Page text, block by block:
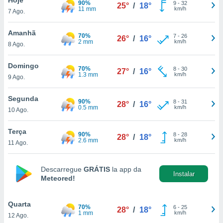
lhe
e
com
Pode
e
a
a
7 Ago.
90%
11 mm
25° / 18° 9- 32
km/h
Amanhã
8 Ago.
70%
2 mm
26° / 16° 7- 26
km/h
Domingo
9 Ago.
70%
1.3 mm
27° / 16° 8- 30
km/h
Segunda
10 Ago.
90%
0.5 mm
28° / 16° 8- 31
km/h
Terça
11 Ago.
90%
2.6 mm
28° / 18° 8- 28
km/h
Descarregue GRÁTIS la app da
Meteored!
Instalar
Quarta
12 Ago.
70%
1 mm
28° / 18° 6- 25
km/h